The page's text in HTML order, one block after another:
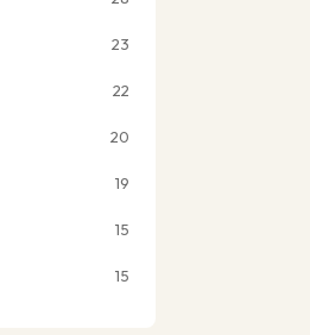
23
22
20
19
15
15